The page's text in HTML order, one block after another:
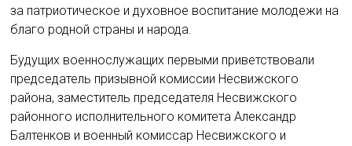
за патриотическое и духовное воспитание молодежи на
благо родной страны и народа.
Будущих военнослужащих первыми приветствовали
председатель призывной комиссии Несвижского
района, заместитель председателя Несвижского
районного исполнительного комитета Александр
Балтенков и военный комиссар Несвижского и